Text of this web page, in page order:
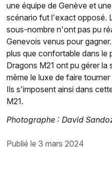
une équipe de Genève et
scénario fut l'exact opposé.
sous-nombre n'ont pas pu
Genevois venus pour
plus que confortable dans le
Dragons M21 ont pu gérer
même le luxe de faire
Ils s'imposent ainsi dans
M21.
Photographe : David
publié le 3 mars 2024